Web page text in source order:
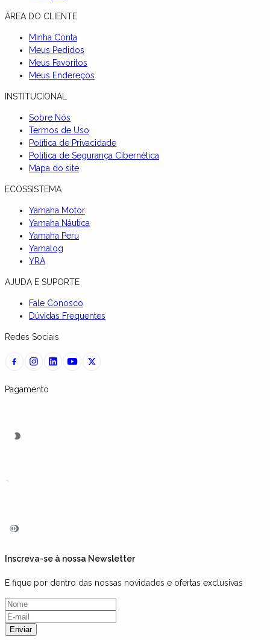
ÁREA DO CLIENTE
Minha Conta
Meus Pedidos
Meus Favoritos
Meus Endereços
INSTITUCIONAL
Sobre Nós
Termos de Uso
Política de Privacidade
Política de Segurança Cibernética
Mapa do site
ECOSSISTEMA
Yamaha Motor
Yamaha Náutica
Yamaha Peru
Yamalog
YRA
AJUDA E SUPORTE
Fale Conosco
Dúvidas Frequentes
Redes Sociais
Pagamento
Inscreva-se à nossa Newsletter
E fique por dentro das nossas novidades e ofertas exclusivas
Enviar